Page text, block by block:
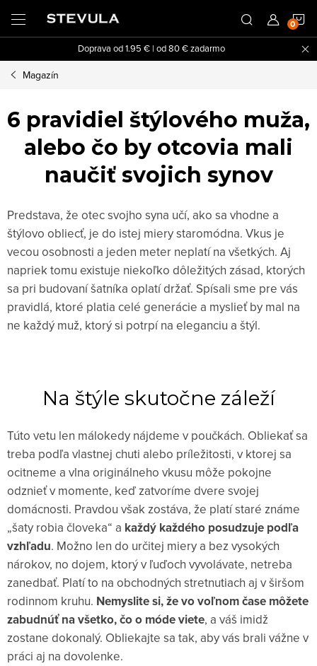
obsah
Doprava od 1.95 € | od 80 € zadarmo
Magazín
6 pravidiel štýlového muža,
alebo čo by otcovia mali
naučiť svojich synov
Predstava, že otec svojho syna učí, ako sa vhodne a
štýlovo obliecť, je do istej miery staromódna. Vkus je
vecou osobnosti a jeden meter neplatí na všetkých. Aj
napriek tomu existuje niekoľko dôležitých zásad, ktorých
sa pri budovaní šatníka oplatí držať. Spísali sme pre vás
pravidlá, ktoré platia celé generácie a myslieť by mal na
ne každý muž, ktorý si potrpí na eleganciu a štýl.
Na štýle skutočne záleží
Túto vetu len málokedy nájdeme v poučkách. Obliekať sa
treba podľa vlastnej chuti alebo príležitosti, v ktorej sa
ocitneme a vlna originálneho vkusu môže pokojne
odznieť v momente, keď zatvoríme dvere svojej
domácnosti. Pravdou však zostáva, že platí staré známe
„šaty robia človeka“ a každý každého posudzuje podľa
vzhľadu. Možno len do určitej miery a bez vysokých
nárokov, no dojem, ktorý v ľuďoch vyvolávate, netreba
zanedbať. Platí to na obchodných stretnutiach aj v širšom
rodinnom kruhu. Nemyslite si, že vo voľnom čase môžete
zabudnúť na všetko, čo o móde viete, a váš imidž
zostane dokonalý. Obliekajte sa tak, aby vás brali vážne v
práci aj na dovolenke.